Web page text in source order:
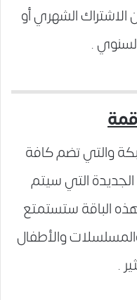
الشهري أو
.
والتي تضم كافة
الجديدة التي سيتم
الباقة ستستمتع
والأطفال
.